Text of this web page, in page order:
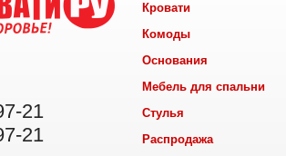
21
21
Кровати
Комоды
Основания
Мебель для спальни
Стулья
Распродажа